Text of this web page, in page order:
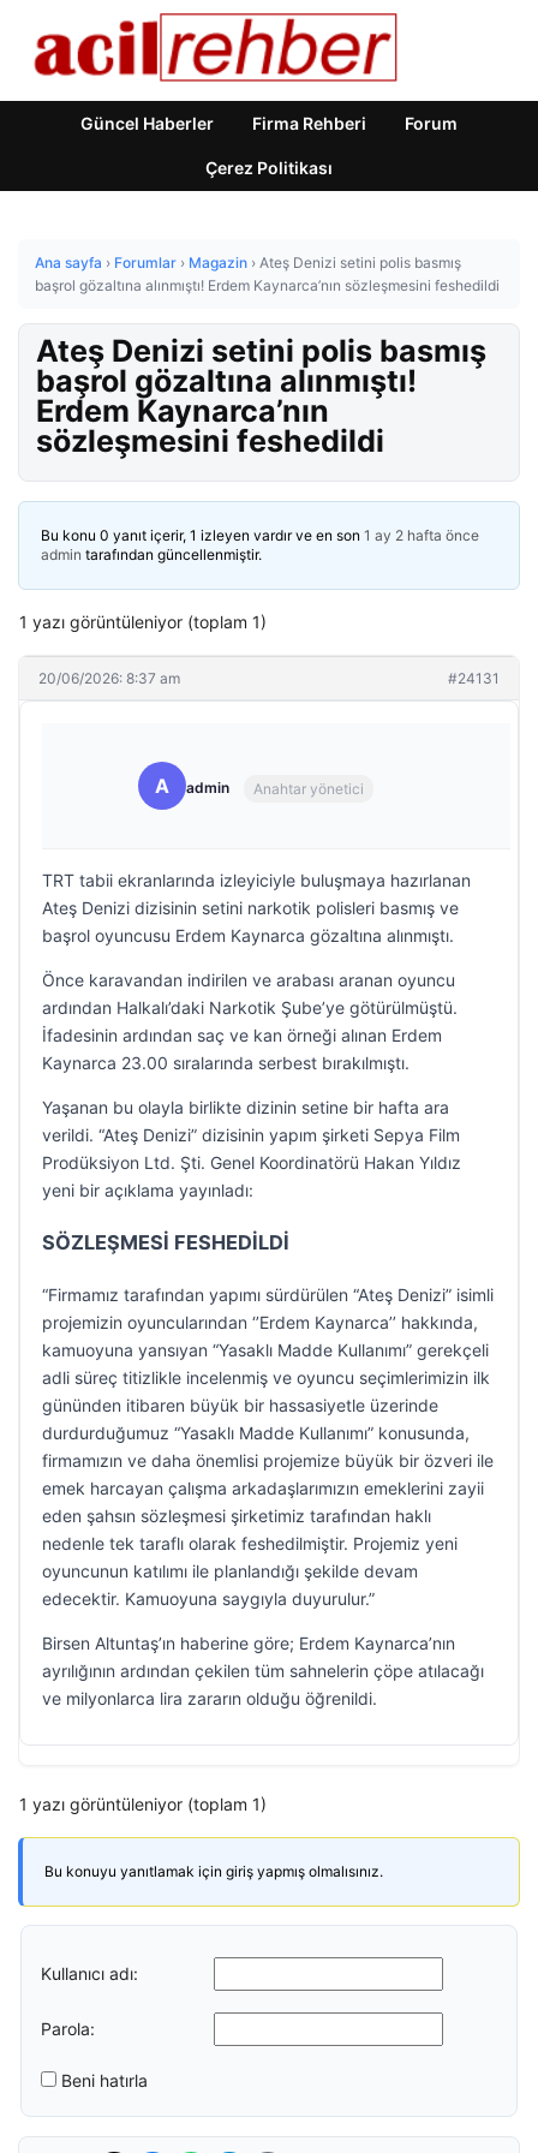
Güncel Haberler Firma Rehberi Forum
Çerez Politikası
Ana sayfa › Forumlar › Magazin › Ateş Denizi setini polis basmış
başrol gözaltına alınmıştı! Erdem Kaynarca’nın sözleşmesini feshedildi
Ateş Denizi setini polis basmış
başrol gözaltına alınmıştı!
Erdem Kaynarca’nın
sözleşmesini feshedildi
Bu konu 0 yanıt içerir, 1 izleyen vardır ve en son 1 ay 2 hafta önce
admin tarafından güncellenmiştir.
1 yazı görüntüleniyor (toplam 1)
20/06/2026: 8:37 am #24131
A admin Anahtar yönetici
TRT tabii ekranlarında izleyiciyle buluşmaya hazırlanan
Ateş Denizi dizisinin setini narkotik polisleri basmış ve
başrol oyuncusu Erdem Kaynarca gözaltına alınmıştı.
Önce karavandan indirilen ve arabası aranan oyuncu
ardından Halkalı’daki Narkotik Şube’ye götürülmüştü.
İfadesinin ardından saç ve kan örneği alınan Erdem
Kaynarca 23.00 sıralarında serbest bırakılmıştı.
Yaşanan bu olayla birlikte dizinin setine bir hafta ara
verildi. “Ateş Denizi” dizisinin yapım şirketi Sepya Film
Prodüksiyon Ltd. Şti. Genel Koordinatörü Hakan Yıldız
yeni bir açıklama yayınladı:
SÖZLEŞMESİ FESHEDİLDİ
“Firmamız tarafından yapımı sürdürülen “Ateş Denizi” isimli
projemizin oyuncularından ‘’Erdem Kaynarca’’ hakkında,
kamuoyuna yansıyan “Yasaklı Madde Kullanımı” gerekçeli
adli süreç titizlikle incelenmiş ve oyuncu seçimlerimizin ilk
gününden itibaren büyük bir hassasiyetle üzerinde
durdurduğumuz “Yasaklı Madde Kullanımı” konusunda,
firmamızın ve daha önemlisi projemize büyük bir özveri ile
emek harcayan çalışma arkadaşlarımızın emeklerini zayii
eden şahsın sözleşmesi şirketimiz tarafından haklı
nedenle tek taraflı olarak feshedilmiştir. Projemiz yeni
oyuncunun katılımı ile planlandığı şekilde devam
edecektir. Kamuoyuna saygıyla duyurulur.”
Birsen Altuntaş’ın haberine göre; Erdem Kaynarca’nın
ayrılığının ardından çekilen tüm sahnelerin çöpe atılacağı
ve milyonlarca lira zararın olduğu öğrenildi.
1 yazı görüntüleniyor (toplam 1)
Bu konuyu yanıtlamak için giriş yapmış olmalısınız.
Kullanıcı adı:
Parola:
Beni hatırla